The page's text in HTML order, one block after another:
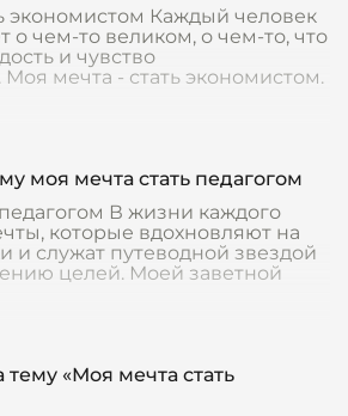
экономистом Каждый человек
о чем-то великом, о чем-то, что
и чувство
мечта - стать экономистом.
моя мечта стать педагогом
В жизни каждого
которые вдохновляют на
и служат путеводной звездой
целей. Моей заветной
«Моя мечта стать